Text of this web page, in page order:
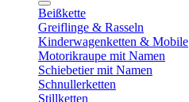
Beißkette
Greiflinge & Rasseln
Kinderwagenketten & Mobile
Motorikraupe mit Namen
Schiebetier mit Namen
Schnullerketten
Stillketten